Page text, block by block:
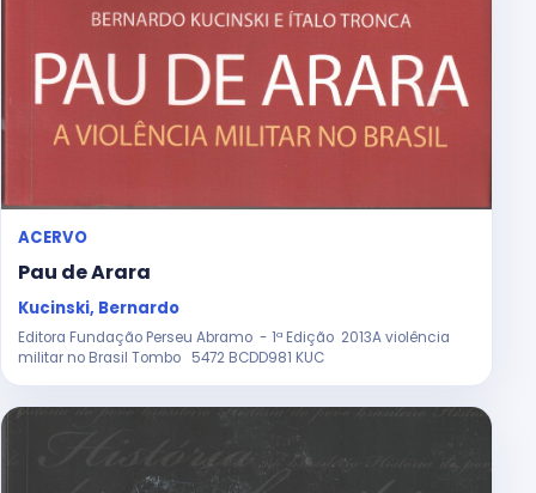
ACERVO
Pau de Arara
Kucinski, Bernardo
Editora Fundação Perseu Abramo - 1ª Edição 2013A violência
militar no Brasil Tombo 5472 BCDD981 KUC